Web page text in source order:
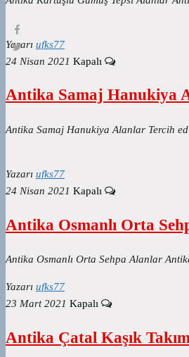
Yazarı ufks77
24 Nisan 2021 Kapalı
Antika Samaj Hanukiya
Antika Samaj Hanukiya Alanlar Tercih
Yazarı ufks77
24 Nisan 2021 Kapalı
Antika Osmanlı Orta
Antika Osmanlı Orta Sehpa Alanlar
Yazarı ufks77
23 Mart 2021 Kapalı
Antika Çatal Kaşık